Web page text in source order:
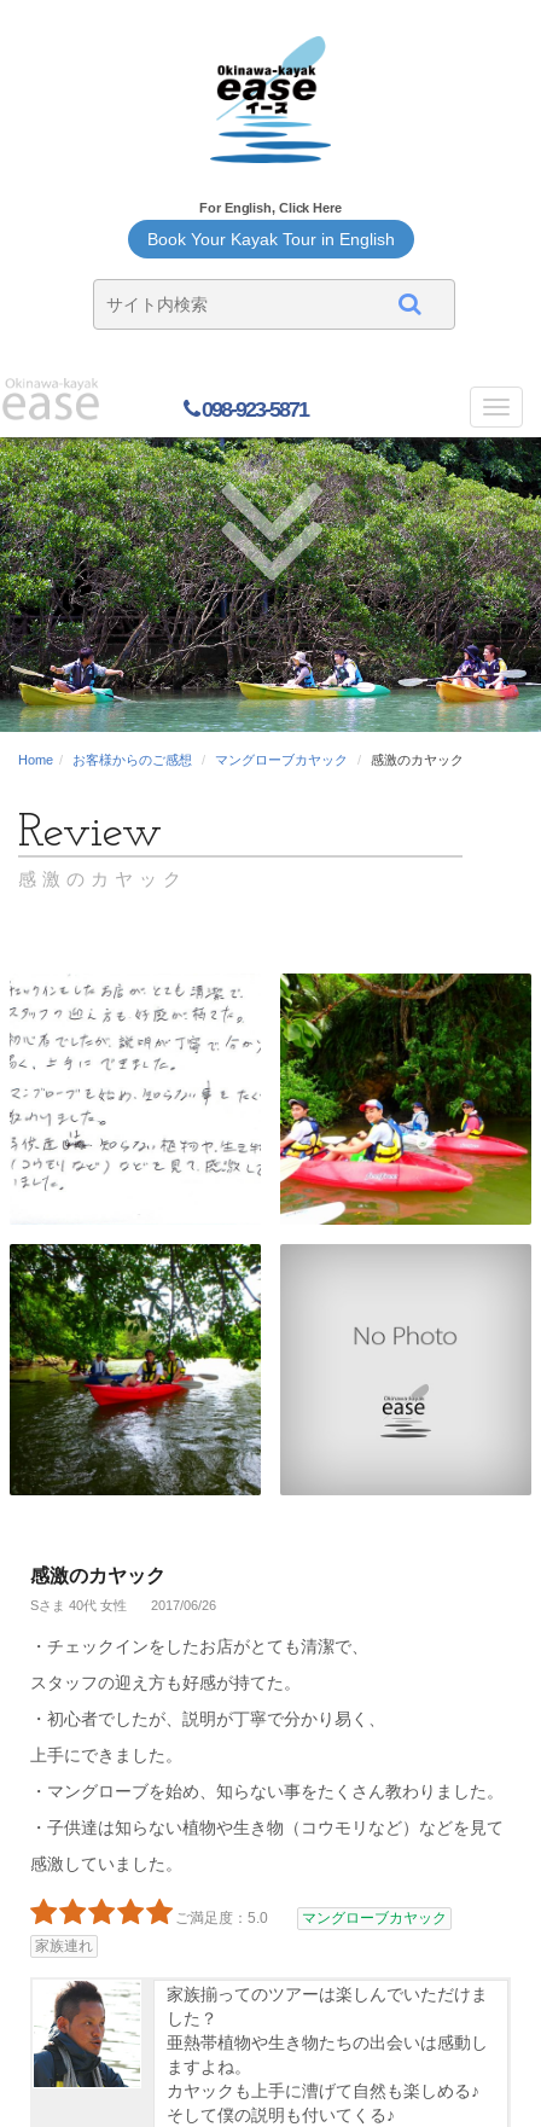
For English, Click Here
Book Your Kayak Tour in English
098-923-5871
Home お客様からのご感想 マングローブカヤック 感激のカヤック
感激のカヤック
感激のカヤック
Sさま 40代 女性 2017/06/26
・チェックインをしたお店がとても清潔で、
スタッフの迎え方も好感が持てた。
・初心者でしたが、説明が丁寧で分かり易く、
上手にできました。
・マングローブを始め、知らない事をたくさん教わりました。
・子供達は知らない植物や生き物（コウモリなど）などを見て
感激していました。
ご満足度：5.0
マングローブカヤック
家族連れ
家族揃ってのツアーは楽しんでいただけま
した？
亜熱帯植物や生き物たちの出会いは感動し
ますよね。
カヤックも上手に漕げて自然も楽しめる♪
そして僕の説明も付いてくる♪